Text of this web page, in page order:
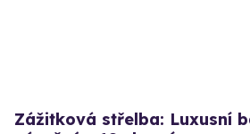
Zážitková střelba: Luxusní